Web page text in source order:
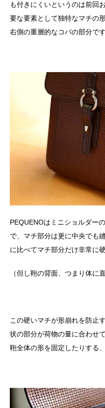
も付きにくいというのは前回
要な要素として独特なマチの
右側の重層的なコバの部分です
PEQUENOはミニショルダー
で、マチ部分は更に中央でも
に比べてマチ部分だけ非常に
（但し鞄の背面、つまり体に
この硬いマチが形崩れを防止
状の部分が荷物の量に合わせ
鞄全体の形を固定したりする